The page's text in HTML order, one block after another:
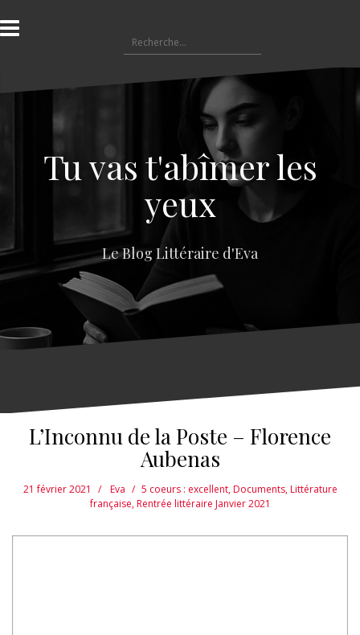
l
a
e
e
Tu vas t'abîmer les
yeux
Le Blog Littéraire d'Eva
L’Inconnu de la Poste – Florence
Aubenas
21 février 2021 Eva 5 coeurs : excellent,Documents,Littérature
française,Rentrée littéraire Janvier 2021